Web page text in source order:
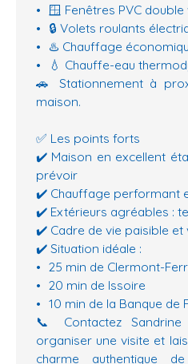
🪟 Fenêtres PVC
🔒 Volets roulants
♨️ Chauffage
💧 Chauffe-eau
🚗 Stationnement à
maison.
✅ Les points forts
✔️ Maison en excellent
prévoir
✔️ Chauffage performant
✔️ Extérieurs agréables :
✔️ Cadre de vie paisible et
✔️ Situation idéale :
25 min de Clermont-
20 min de Issoire
10 min de la Banque de
📞 Contactez
organiser une visite et
charme authentique